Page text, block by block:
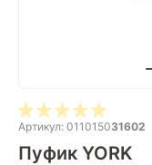
Артикул: 011015031602
Пуфик YORK